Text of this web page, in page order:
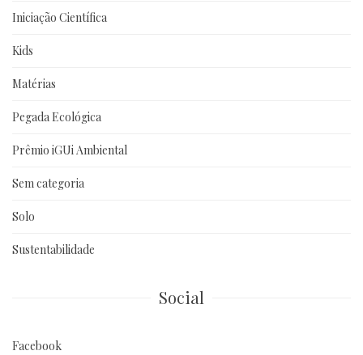
Iniciação Científica
Kids
Matérias
Pegada Ecológica
Prêmio iGUi Ambiental
Sem categoria
Solo
Sustentabilidade
Social
Facebook